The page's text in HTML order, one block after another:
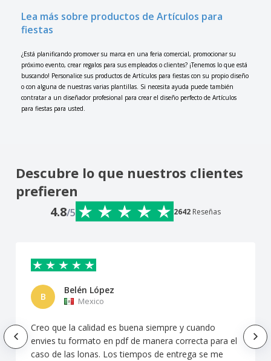
Lea más sobre productos de Artículos para
fiestas
¿Está planificando promover su marca en una feria comercial, promocionar su
próximo evento, crear regalos para sus empleados o clientes? ¡Tenemos lo que está
buscando! Personalice sus productos de Artículos para fiestas con su propio diseño
o con alguna de nuestras varias plantillas. Si necesita ayuda puede también
contratar a un diseñador profesional para crear el diseño perfecto de Artículos
para fiestas para usted.
Descubre lo que nuestros clientes
prefieren
4.8/5 2642 Reseñas
B
Belén López
Mexico
Creo que la calidad es buena siempre y cuando
envies tu formato en pdf de manera correcta para el
caso de las lonas. Los tiempos de entrega se me